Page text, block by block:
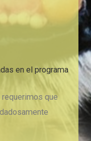
en el programa
requerimos que